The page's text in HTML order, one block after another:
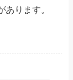
ります。